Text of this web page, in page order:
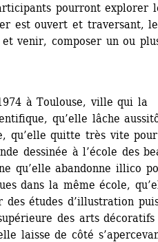
pourront explorer
est ouvert et traversant,
venir, composer un ou
à Toulouse, ville qui la
qu’elle lâche
qu’elle quitte très vite pour
dessinée à l’école des
qu’elle abandonne illico
dans la même école,
des études d’illustration
des arts décoratifs
laisse de côté